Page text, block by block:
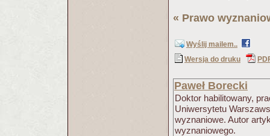
« Prawo
Wyślij mailem..
Wersja do druku
Paweł Borecki
Doktor habilitowany,
Uniwersytetu
wyznaniowe. Autor
wyznaniowego.